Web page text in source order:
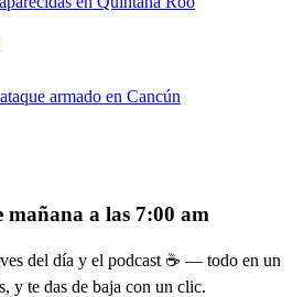
armado en Cancún
mañana a las 7:00 am
del día y el podcast ☕ — todo en un
y te das de baja con un clic.